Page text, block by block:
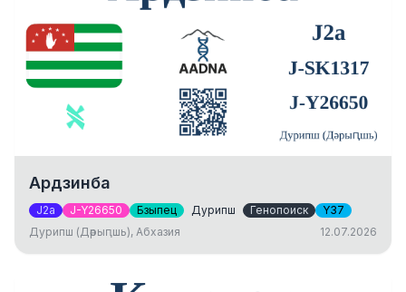
Ардзинба
J2a J-Y26650 Бзыпец Дурипш Генопоиск
Y37
Дурипш (Дәрыԥшь), Абхазия
12.07.2026